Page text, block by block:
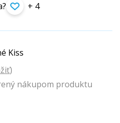
+ 4
Kiss
)
nákupom produktu